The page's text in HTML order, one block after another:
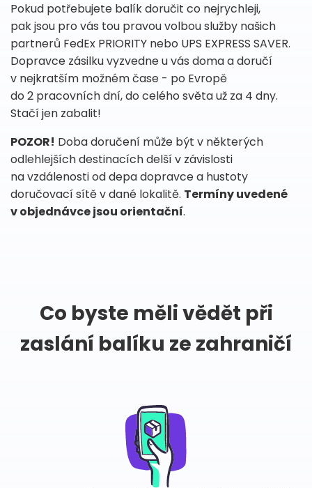
Pokud potřebujete balík doručit co nejrychleji,
pak jsou pro vás tou pravou volbou služby našich
partnerů FedEx PRIORITY nebo UPS EXPRESS SAVER.
Dopravce zásilku vyzvedne u vás doma a doručí
v nejkratším možném čase - po Evropě
do 2 pracovních dní, do celého světa už za 4 dny.
Stačí jen zabalit!
POZOR! Doba doručení může být v některých
odlehlejších destinacích delší v závislosti
na vzdálenosti od depa dopravce a hustoty
doručovací sítě v dané lokalitě. Termíny uvedené
v objednávce jsou orientační.
Co byste měli vědět při
zaslání balíku ze zahraničí